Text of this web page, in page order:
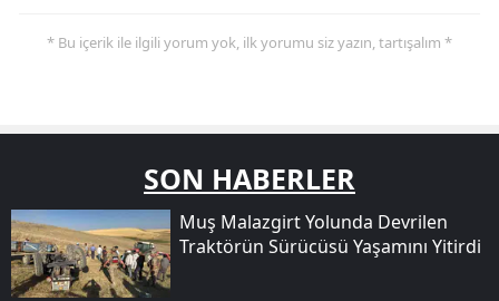
* Bu içerik ile ilgili yorum yok, ilk yorumu siz yazın, tartışalım *
SON HABERLER
Muş Malazgirt Yolunda Devrilen
Traktörün Sürücüsü Yaşamını Yitirdi